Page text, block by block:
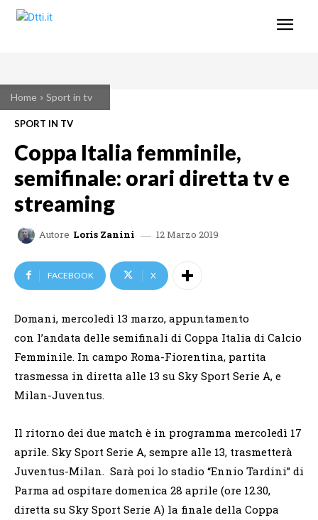
Home Sport in tv
SPORT IN TV
Coppa Italia femminile,
semifinale: orari diretta tv e
streaming
Autore Loris Zanini 12 Marzo 2019
FACEBOOK X
Domani, mercoledì 13 marzo, appuntamento
con l’andata delle semifinali di Coppa Italia di Calcio
Femminile. In campo Roma-Fiorentina, partita
trasmessa in diretta alle 13 su Sky Sport Serie A, e
Milan-Juventus.
Il ritorno dei due match è in programma mercoledì 17
aprile. Sky Sport Serie A, sempre alle 13, trasmetterà
Juventus-Milan. Sarà poi lo stadio “Ennio Tardini” di
Parma ad ospitare domenica 28 aprile (ore 12.30,
diretta su Sky Sport Serie A) la finale della Coppa